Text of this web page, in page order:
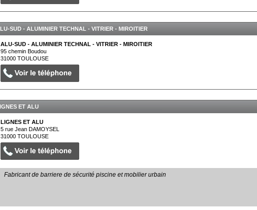
SUD - ALUMINIER TECHNAL - VITRIER - MIROITIER
ALU-SUD - ALUMINIER TECHNAL - VITRIER - MIROITIER
95 chemin Boudou
31000TOULOUSE
ET ALU
LIGNES ET ALU
5 rue Jean DAMOYSEL
31000TOULOUSE
Fabricant de barriere de sécurité piscine et mobilier urbain